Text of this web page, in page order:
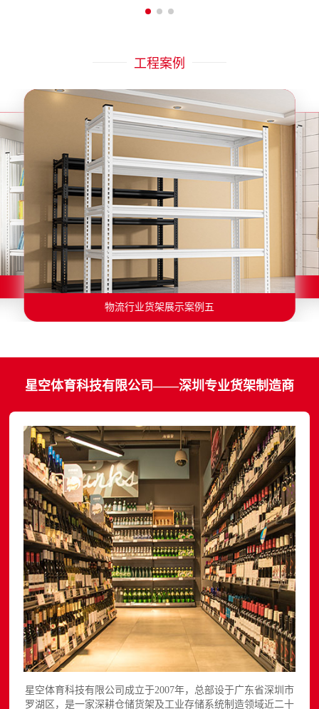
工程案例
物流行业货架展示案例一
物流行业货架展示案例六
物流行业货架展示案例五
物流行业货架展示案例四
物流行业货架展示案例三
物流行业货架展示案例二
星空体育科技有限公司——深圳专业货架制造商
星空体育科技有限公司成立于2007年，总部设于广东省深圳市
罗湖区，是一家深耕仓储货架及工业存储系统制造领域近二十